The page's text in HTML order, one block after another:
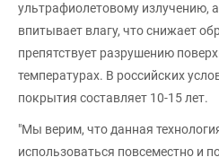
ультрафиолетовому излучению,
впитывает влагу, что снижает
препятствует разрушению
температурах. В российских
покрытия составляет 10-15 лет.
"Мы верим, что данная
использоваться повсеместно и